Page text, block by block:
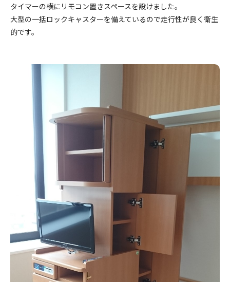
タイマーの横にリモコン置きスペースを設けました。
大型の一括ロックキャスターを備えているので走行性が良く衛生
的です。